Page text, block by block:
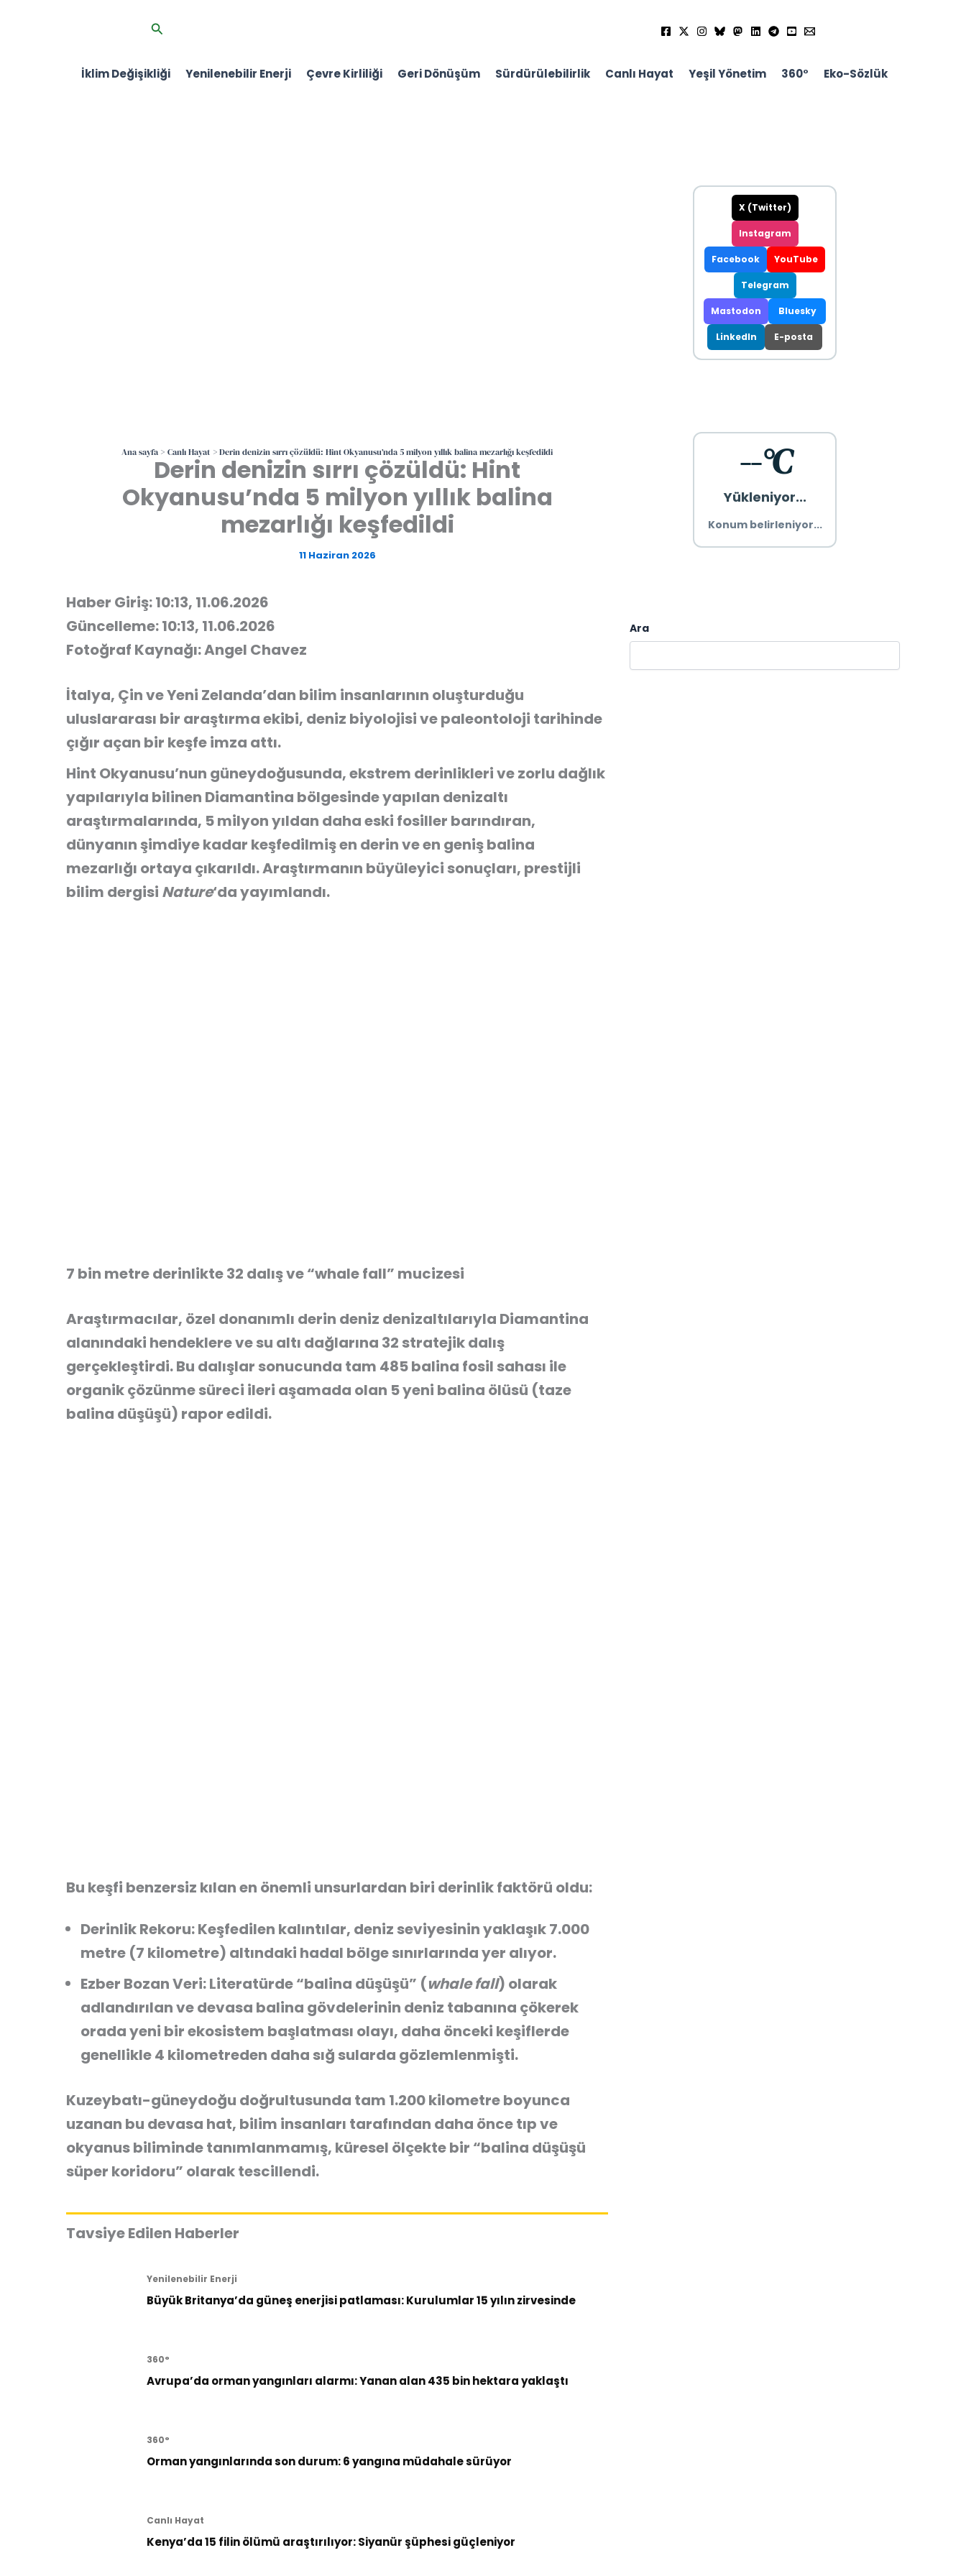
Arama
İklim Değişikliği Yenilenebilir Enerji Çevre Kirliliği Geri Dönüşüm Sürdürülebilirlik Canlı Hayat Yeşil Yönetim 360° Eko-Sözlük
Ana sayfa Canlı Hayat Derin denizin sırrı çözüldü: Hint Okyanusu’nda 5 milyon yıllık balina mezarlığı keşfedildi
Derin denizin sırrı çözüldü: Hint
Okyanusu’nda 5 milyon yıllık balina
mezarlığı keşfedildi
11 Haziran 2026
Haber Giriş: 10:13, 11.06.2026
Güncelleme: 10:13, 11.06.2026
Fotoğraf Kaynağı: Angel Chavez
İtalya, Çin ve Yeni Zelanda’dan bilim insanlarının oluşturduğu
uluslararası bir araştırma ekibi, deniz biyolojisi ve paleontoloji tarihinde
çığır açan bir keşfe imza attı.
Hint Okyanusu’nun güneydoğusunda, ekstrem derinlikleri ve zorlu dağlık
yapılarıyla bilinen Diamantina bölgesinde yapılan denizaltı
araştırmalarında, 5 milyon yıldan daha eski fosiller barındıran,
dünyanın şimdiye kadar keşfedilmiş en derin ve en geniş balina
mezarlığı ortaya çıkarıldı. Araştırmanın büyüleyici sonuçları, prestijli
bilim dergisi Nature‘da yayımlandı.
7 bin metre derinlikte 32 dalış ve “whale fall” mucizesi
Araştırmacılar, özel donanımlı derin deniz denizaltılarıyla Diamantina
alanındaki hendeklere ve su altı dağlarına 32 stratejik dalış
gerçekleştirdi. Bu dalışlar sonucunda tam 485 balina fosil sahası ile
organik çözünme süreci ileri aşamada olan 5 yeni balina ölüsü (taze
balina düşüşü) rapor edildi.
Bu keşfi benzersiz kılan en önemli unsurlardan biri derinlik faktörü oldu:
Derinlik Rekoru:Keşfedilen kalıntılar, deniz seviyesinin yaklaşık7.000
metre (7 kilometre) altındaki hadal bölge sınırlarında yer alıyor.
Ezber Bozan Veri:Literatürde “balina düşüşü” (whale fall) olarak
adlandırılan ve devasa balina gövdelerinin deniz tabanına çökerek
orada yeni bir ekosistem başlatması olayı, daha önceki keşiflerde
genellikle 4 kilometreden daha sığ sularda gözlemlenmişti.
Kuzeybatı-güneydoğu doğrultusunda tam 1.200 kilometre boyunca
uzanan bu devasa hat, bilim insanları tarafından daha önce tıp ve
okyanus biliminde tanımlanmamış, küresel ölçekte bir “balina düşüşü
süper koridoru” olarak tescillendi.
Tavsiye Edilen Haberler
Yenilenebilir Enerji
Büyük Britanya’da güneş enerjisi patlaması: Kurulumlar 15 yılın zirvesinde
360°
Avrupa’da orman yangınları alarmı: Yanan alan 435 bin hektara yaklaştı
360°
Orman yangınlarında son durum: 6 yangına müdahale sürüyor
Canlı Hayat
Kenya’da 15 filin ölümü araştırılıyor: Siyanür şüphesi güçleniyor
X (Twitter)
Instagram
Facebook YouTube
Telegram
Mastodon Bluesky
LinkedIn E-posta
--°C
Yükleniyor...
Konum belirleniyor...
Ara